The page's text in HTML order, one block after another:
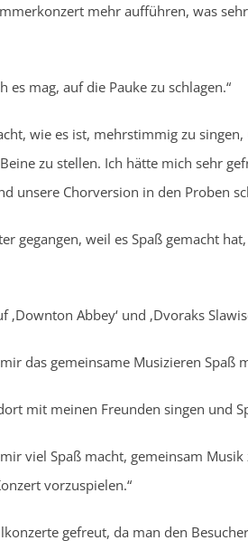
mehr aufführen, was
es mag, auf die Pauke zu schlagen.“
wie es ist, mehrstimmig zu
zu stellen. Ich hätte mich sehr
unsere Chorversion in den Proben
gegangen, weil es Spaß gemacht
Abbey‘ und ‚Dvoraks
das gemeinsame Musizieren Spaß
mit meinen Freunden singen und
viel Spaß macht, gemeinsam
vorzuspielen.“
gefreut, da man den